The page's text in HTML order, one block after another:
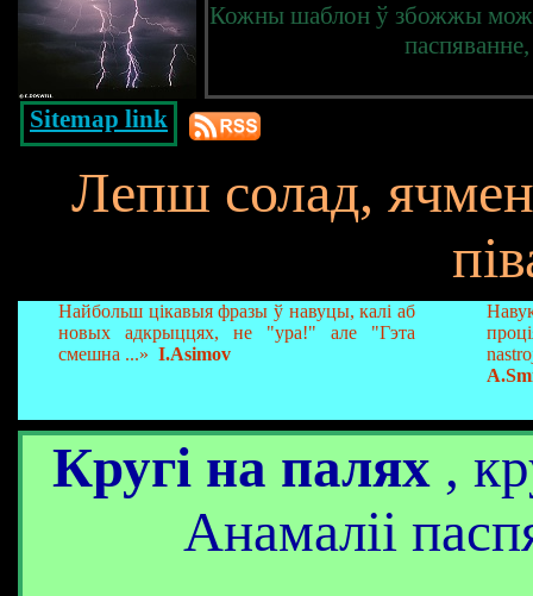
Кожны шаблон ў збожжы
Sitemap link
Лепш солад,
Найбольш цікавыя фразы ў навуцы, калі аб
новых адкрыццях, не "ура!" але "Гэта
смешна ...» I.Asimov
Кругі на палях,
Анамаліі